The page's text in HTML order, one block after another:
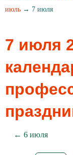
июль → 7 июля
7 июля
← 6 июля